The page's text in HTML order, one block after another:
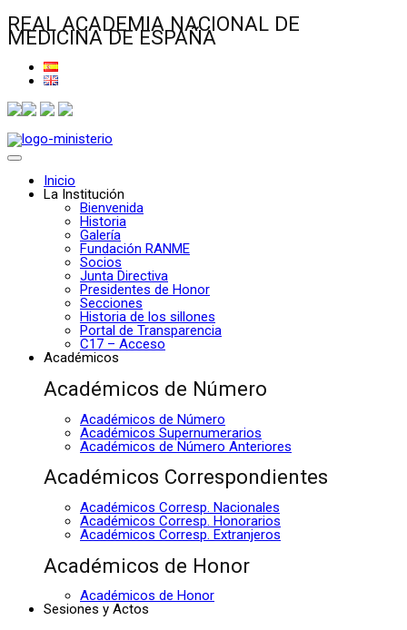
REAL ACADEMIA NACIONAL DE
MEDICINA DE ESPAÑA
Inicio
La Institución
Bienvenida
Historia
Galería
Fundación RANME
Socios
Junta Directiva
Presidentes de Honor
Secciones
Historia de los sillones
Portal de Transparencia
C17 – Acceso
Académicos
Académicos de Número
Académicos de Número
Académicos Supernumerarios
Académicos de Número Anteriores
Académicos Correspondientes
Académicos Corresp. Nacionales
Académicos Corresp. Honorarios
Académicos Corresp. Extranjeros
Académicos de Honor
Académicos de Honor
Sesiones y Actos